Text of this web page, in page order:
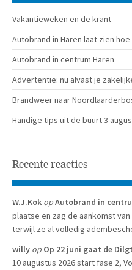
Vakantieweken en de krant
Autobrand in Haren laat zien
Autobrand in centrum Haren
Advertentie: nu alvast je
Brandweer naar
Handige tips uit de buurt 3
Recente reacties
W.J.Kok opAutobrand in
plaatse en zag de aankomst
terwijl ze al volledig
willy op Op 22 juni gaat de
10 augustus 2026 start fase 2,